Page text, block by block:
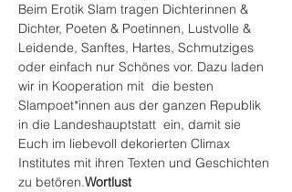
Beim Erotik Slam tragen Dichterinnen &
Dichter, Poeten & Poetinnen, Lustvolle &
Leidende, Sanftes, Hartes, Schmutziges
oder einfach nur Schönes vor. Dazu laden
wir in Kooperation mit die besten
Slampoet*innen aus der ganzen Republik
in die Landeshauptstatt  ein, damit sie
Euch im liebevoll dekorierten Climax
Institutes mit ihren Texten und Geschichten
zu betören.Wortlust